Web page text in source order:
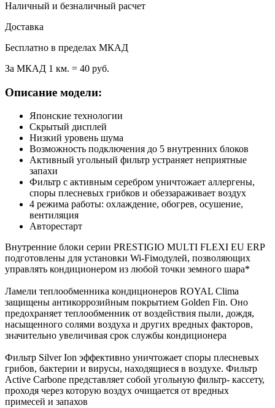
Наличный и безналичный расчет
Доставка
Бесплатно в пределах МКАД
За МКАД 1 км. = 40 руб.
Описание модели:
Японские технологии
Скрытый дисплей
Низкий уровень шума
Возможность подключения до 5 внутренних блоков
Активный угольный фильтр устраняет неприятные
запахи
Фильтр с активным серебром уничтожает аллергены,
споры плесневых грибков и обеззараживает воздух
4 режима работы: охлаждение, обогрев, осушение,
вентиляция
Авторестарт
Внутренние блоки серии PRESTIGIO MULTI FLEXI EU ERP
подготовлены для установки Wi-Fiмодулей, позволяющих
управлять кондиционером из любой точки земного шара*
Ламели теплообменника кондиционеров ROYAL Clima
защищены антикоррозийным покрытием Golden Fin. Оно
предохраняет теплообменник от воздействия пыли, дождя,
насыщенного солями воздуха и других вредных факторов,
значительно увеличивая срок службы кондиционера
Фильтр Silver Ion эффективно уничтожает споры плесневых
грибов, бактерии и вирусы, находящиеся в воздухе. Фильтр
Active Carbone представляет собой угольную фильтр- кассету,
проходя через которую воздух очищается от вредных
примесей и запахов